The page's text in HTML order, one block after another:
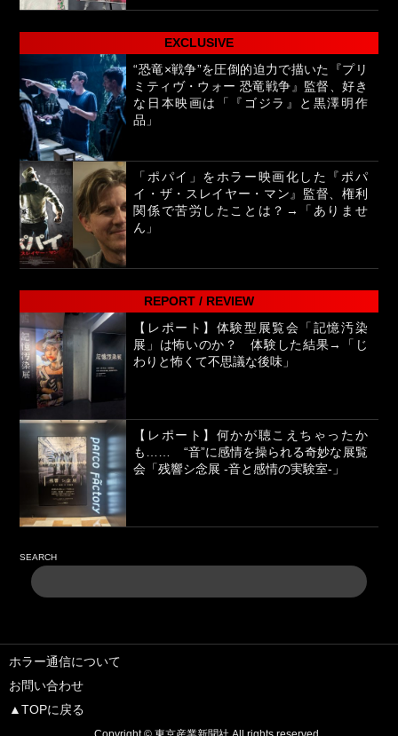
EXCLUSIVE
“恐竜×戦争”を圧倒的迫力で描いた『プリ
ミティヴ・ウォー 恐竜戦争』監督、好き
な日本映画は「『ゴジラ』と黒澤明作
品」
「ポパイ」をホラー映画化した『ポパ
イ・ザ・スレイヤー・マン』監督、権利
関係で苦労したことは？→「ありませ
ん」
REPORT / REVIEW
【レポート】体験型展覧会「記憶汚染
展」は怖いのか？ 体験した結果→「じ
わりと怖くて不思議な後味」
【レポート】何かが聴こえちゃったか
も…… “音”に感情を操られる奇妙な展覧
会「残響シ念展 -⾳と感情の実験室-」
SEARCH
ホラー通信について
お問い合わせ
▲TOPに戻る